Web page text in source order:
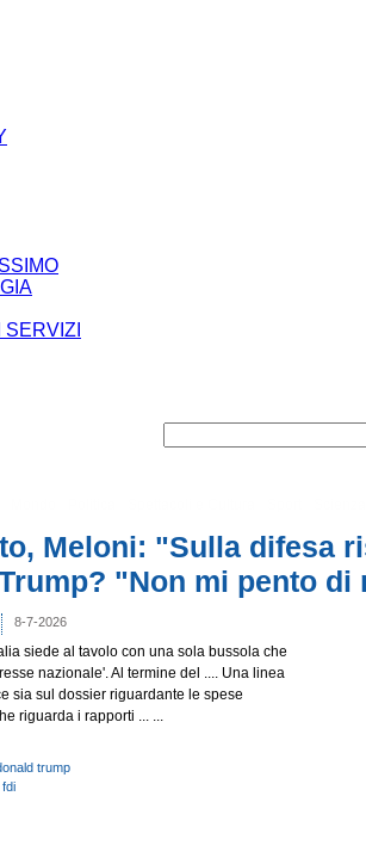
Meloni: "Sulla difesa
"Non mi pento di
8-7-2026
siede al tavolo con una sola bussola che
nazionale'. Al termine del .... Una linea
sia sul dossier riguardante le spese
riguarda i rapporti ... ...
trump
fdi